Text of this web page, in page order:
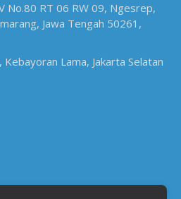
No.80 RT 06 RW 09, Ngesrep,
Jawa Tengah 50261,
Kebayoran Lama, Jakarta Selatan